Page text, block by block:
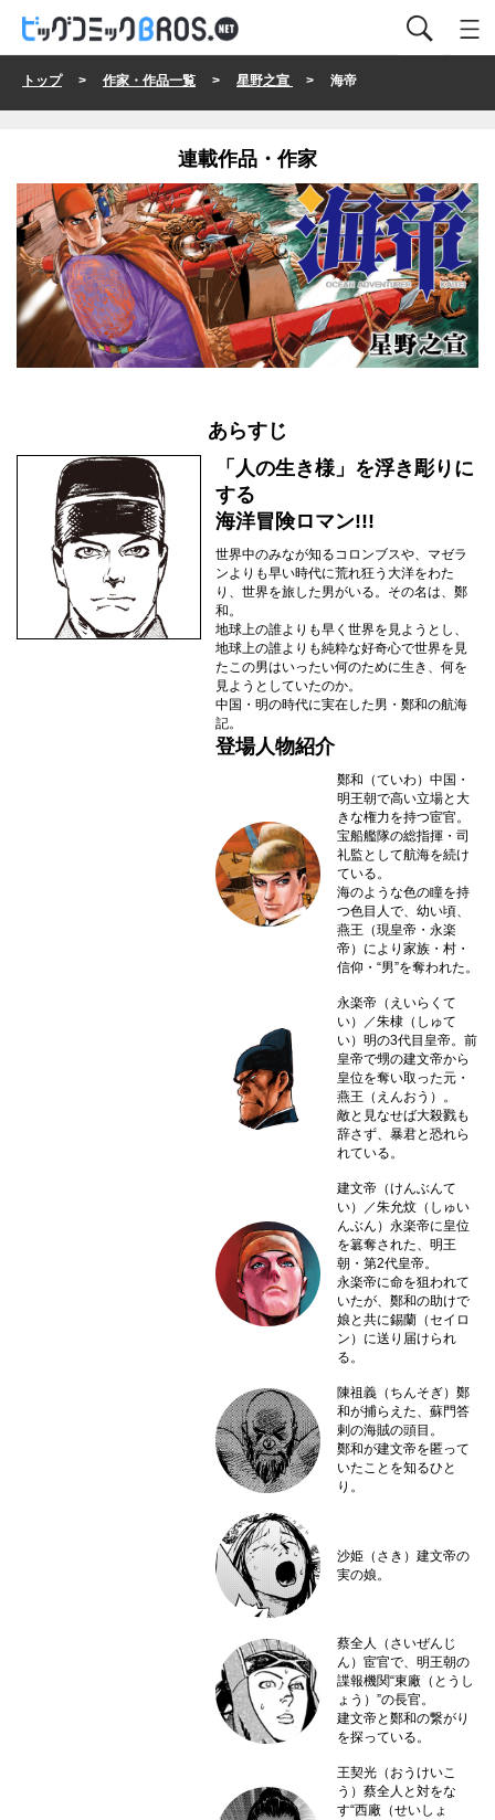
トップ> 作家・作品一覧 > 星野之宣 > 海帝
連載作品・作家
あらすじ
「人の生き様」を浮き彫りに
する
海洋冒険ロマン!!!
世界中のみなが知るコロンブスや、マゼラ
ンよりも早い時代に荒れ狂う大洋をわた
り、世界を旅した男がいる。その名は、鄭
和。
地球上の誰よりも早く世界を見ようとし、
地球上の誰よりも純粋な好奇心で世界を見
たこの男はいったい何のために生き、何を
見ようとしていたのか。
中国・明の時代に実在した男・鄭和の航海
記。
登場人物紹介
鄭和（ていわ） 中国・
明王朝で高い立場と大
きな権力を持つ宦官。
宝船艦隊の総指揮・司
礼監として航海を続け
ている。
海のような色の瞳を持
つ色目人で、幼い頃、
燕王（現皇帝・永楽
帝）により家族・村・
信仰・“男”を奪われた。
永楽帝（えいらくて
い）／朱棣（しゅて
い） 明の3代目皇帝。前
皇帝で甥の建文帝から
皇位を奪い取った元・
燕王（えんおう）。
敵と見なせば大殺戮も
辞さず、暴君と恐れら
れている。
建文帝（けんぶんて
い）／朱允炆（しゅい
んぶん） 永楽帝に皇位
を簒奪された、明王
朝・第2代皇帝。
永楽帝に命を狙われて
いたが、鄭和の助けで
娘と共に錫蘭（セイロ
ン）に送り届けられ
る。
陳祖義（ちんそぎ） 鄭
和が捕らえた、蘇門答
剌の海賊の頭目。
鄭和が建文帝を匿って
いたことを知るひと
り。
沙姫（さき） 建文帝の
実の娘。
蔡全人（さいぜんじ
ん） 宦官で、明王朝の
諜報機関“東廠（とうし
ょう）”の長官。
建文帝と鄭和の繋がり
を探っている。
王契光（おうけいこ
う） 蔡全人と対をな
す“西廠（せいしょ